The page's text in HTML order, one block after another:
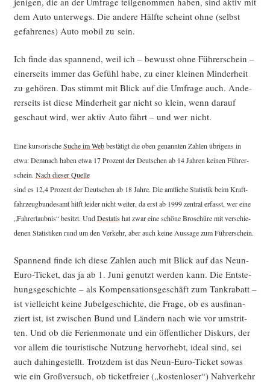
dem Auto unter­wegs. Die ande­re Hälf­te scheint ohne (selbst
gefah­re­nes) Auto mobil zu sein.
Ich fin­de das span­nend, weil ich – bewusst ohne Füh­rer­schein –
einer­seits immer das Gefühl habe, zu einer klei­nen Min­der­heit
zu gehö­ren. Das stimmt mit Blick auf die Umfra­ge auch. Ande­
rer­seits ist die­se Min­der­heit gar nicht so klein, wenn dar­auf
geschaut wird, wer aktiv Auto fährt – und wer nicht.
Eine kur­so­ri­scheSuche im Webbestä­tigt die oben genann­ten Zah­len übri­gens in
etwa: Dem­nach haben etwa 17 Pro­zent der Deut­schen ab 14 Jah­ren kei­nen Füh­rer­
schein. Nach die­ser Quel­le
sind es 12,4 Pro­zent der Deut­schen ab 18 Jah­re. Die amt­li­che Sta­tis­tik beim Kraft­
fahr­zeug­bun­des­amt hilft lei­der nicht wei­ter, da erst ab 1999 zen­tral erfasst, wer eine
„Fahr­erlaub­nis“ besitzt. UndDesta­tishat zwar eine schö­ne Bro­schü­re mit ver­schie­
de­nen Sta­tis­ti­ken rund um den Ver­kehr, aber auch kei­ne Aus­sa­ge zum Führerschein.
Span­nend fin­de ich die­se Zah­len auch mit Blick auf das Neun-
Euro-Ticket, das ja ab 1. Juni genutzt wer­den kann. Die Ent­ste­
hungs­ge­schich­te – als Kom­pen­sa­ti­ons­ge­schäft zum Tan­kra­batt –
ist viel­leicht kei­ne Jubel­ge­schich­te, die Fra­ge, ob es aus­fi­nan­
ziert ist, ist zwi­schen Bund und Län­dern nach wie vor umstrit­
ten. Und ob die Feri­en­mo­na­te und ein öffent­li­cher Dis­kurs, der
vor allem die tou­ris­ti­sche Nut­zung her­vor­hebt, ide­al sind, sei
auch dahin­ge­stellt. Trotz­dem ist das Neun-Euro-Ticket sowas
wie ein Groß­ver­such, ob ticket­frei­er („kos­ten­lo­ser“) Nah­ver­kehr